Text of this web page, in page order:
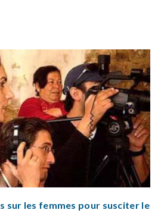
sur les femmes pour susciter le